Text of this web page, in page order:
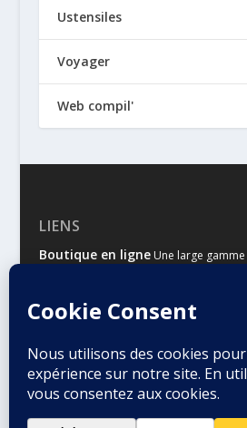
Ustensiles
Voyager
Web compil'
LIENS
Boutique en ligneUne large
Malts & HoublonsLe site